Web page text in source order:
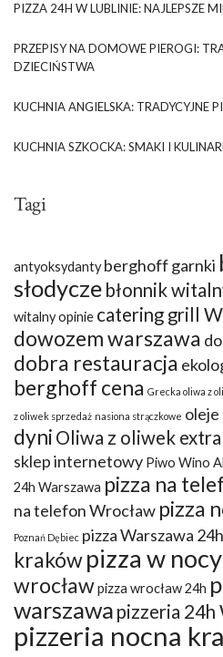
PIZZA 24H W LUBLINIE: NAJLEPSZE
PRZEPISY NA DOMOWE PIEROGI:
DZIECIŃSTWA
KUCHNIA ANGIELSKA: TRADYCYJNE
KUCHNIA SZKOCKA: SMAKI I
Tagi
antyoksydanty berghoff garnki
słodycze błonnik
witalny opinie catering grill
dowozem warszawa
dobra restauracja
berghoff cena Grecka oliwa z
z oliwek sprzedaż nasiona strączkowe oleje
dyni Oliwa z oliwek
sklep internetowy Piwo Wino
24h Warszawa pizza na
na telefon Wrocław pizza
Poznań Dębiec pizza Warszawa 24h
krakówpizza w
wrocławpizza wrocław 24h
warszawa pizzeria 24h
pizzeria nocna